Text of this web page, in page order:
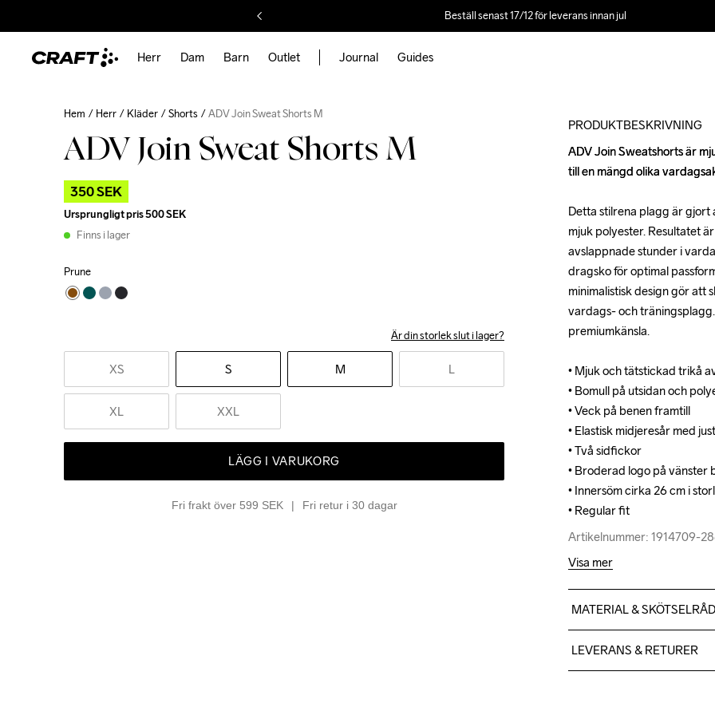
Beställ senast 17/12 för leverans innan jul
Herr Dam Barn Outlet Journal Guides
Hem Herr Kläder Shorts ADV Join Sweat Shorts M
ADV Join Sweat Shorts M
350 SEK
Ursprungligt pris500 SEK
Finns i lager
Prune
Är din storlek slut i lager?
XS S M L
XL XXL
LÄGG I VARUKORG
Fri frakt över 599 SEK Fri retur i 30 dagar
PRODUKTBESKRIVNING
ADV Join Sweatshorts är
till en mängd olika
Detta stilrena plagg är gjort
mjuk polyester. Resultatet
avslappnade stunder i
dragsko för optimal
minimalistisk design gör att
vardags- och
premiumkänsla.
• Mjuk och tätstickad trikå
• Bomull på utsidan och
• Veck på benen framtill
• Elastisk midjeresår med
• Två sidfickor
• Broderad logo på vänster
• Innersöm cirka 26 cm i
• Regular fit
Artikelnummer: 1914709-
ADV Join Sweatshorts är
till en mängd olika
Detta stilrena plagg är gjort
mjuk polyester. Resultatet
avslappnade stunder i
dragsko för optimal
minimalistisk design gör att
vardags- och
premiumkänsla.
• Mjuk och tätstickad trikå
• Bomull på utsidan och
• Veck på benen framtill
• Elastisk midjeresår med
• Två sidfickor
• Broderad logo på vänster
• Innersöm cirka 26 cm i
• Regular fit
Artikelnummer: 1914709-
Visa mer
MATERIAL & SKÖTSELRÅD
LEVERANS & RETURER